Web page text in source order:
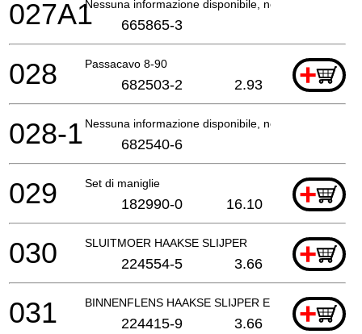
Nessuna informazione disponibile, non ordinabile
027A1 665865-3
Passacavo 8-90 +
028 682503-2 2.93
Nessuna informazione disponibile, non ordinabile
028-1 682540-6
Set di maniglie +
029 182990-0 16.10
SLUITMOER HAAKSE SLIJPER +
030 224554-5 3.66
BINNENFLENS HAAKSE SLIJPER EN +
031 224415-9 3.66